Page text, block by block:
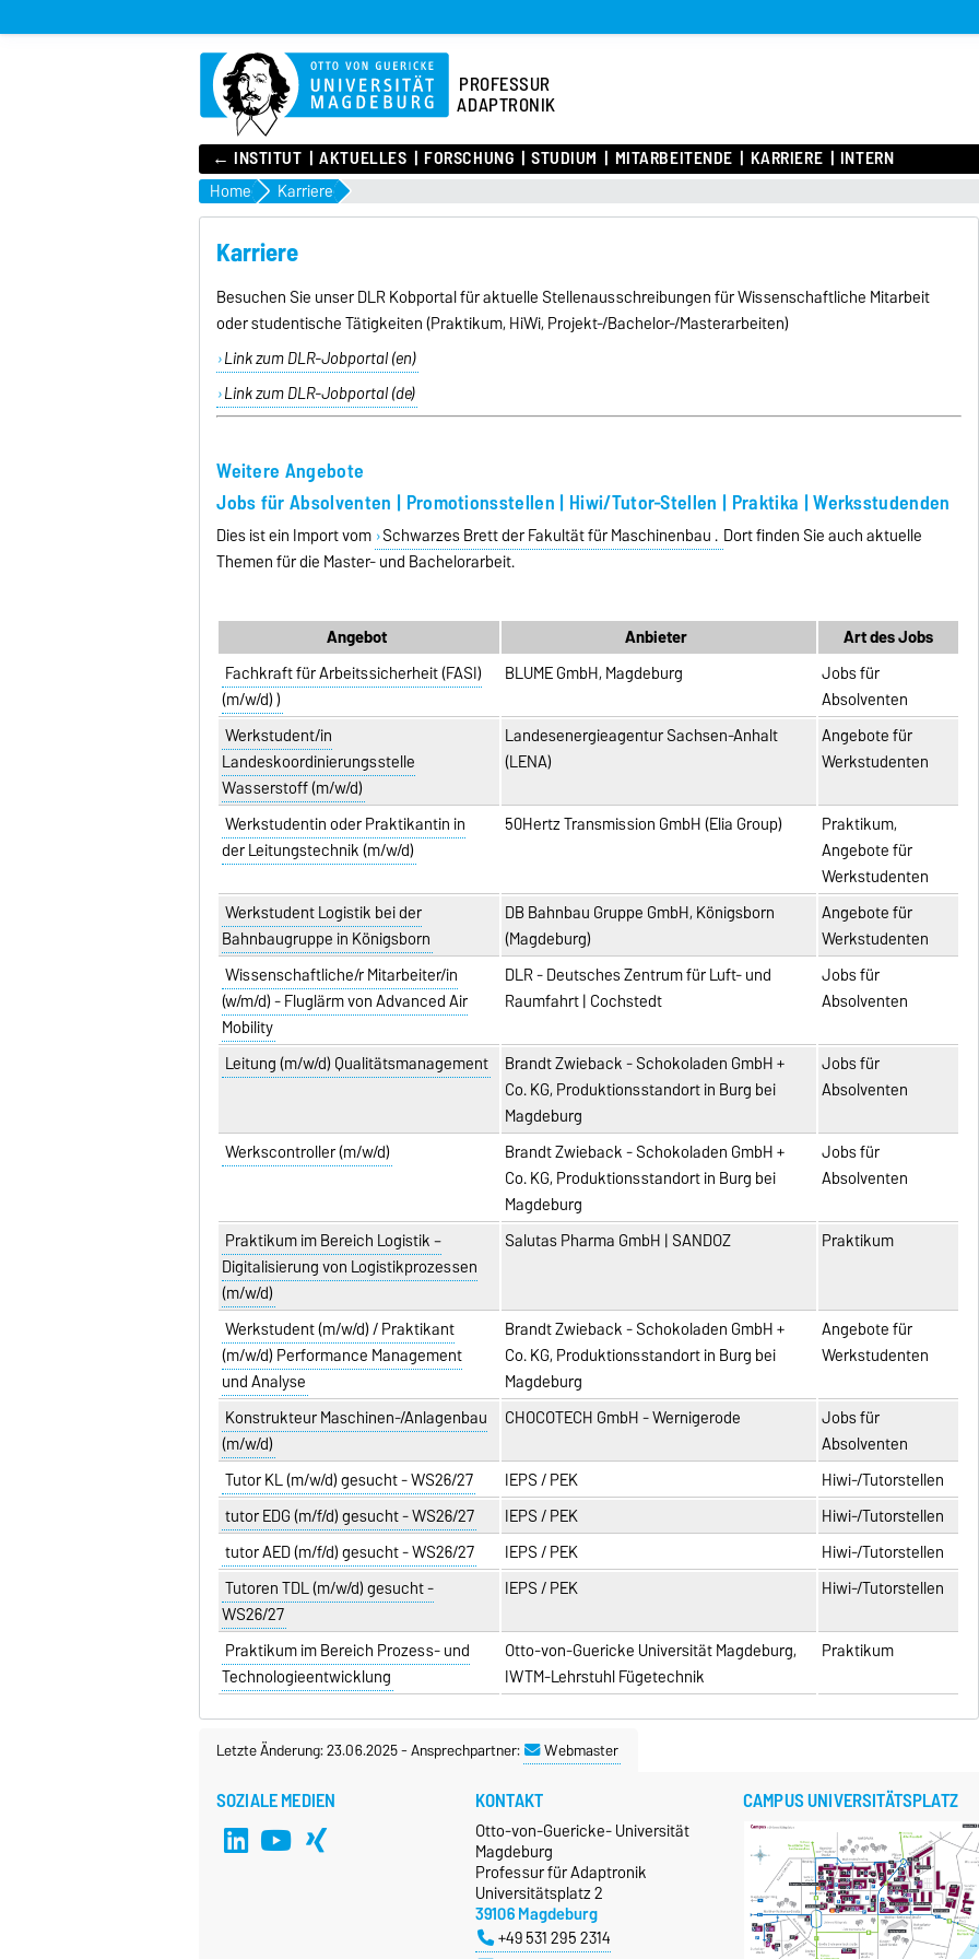
PROFESSUR
ADAPTRONIK
← INSTITUT AKTUELLES FORSCHUNG STUDIUM MITARBEITENDE KARRIERE INTERN
Home Karriere
Karriere
Besuchen Sie unser DLR Kobportal für aktuelle Stellenausschreibungen für Wissenschaftliche Mitarbeit
oder studentische Tätigkeiten (Praktikum, HiWi, Projekt-/Bachelor-/Masterarbeiten)
Link zum DLR-Jobportal (en)
Link zum DLR-Jobportal (de)
Weitere Angebote
Jobs für Absolventen | Promotionsstellen | Hiwi/Tutor-Stellen | Praktika | Werksstudenden
Dies ist ein Import vom Schwarzes Brett der Fakultät für Maschinenbau . Dort finden Sie auch aktuelle
Themen für die Master- und Bachelorarbeit.
Angebot Anbieter
Art des Jobs
Fachkraft für Arbeitssicherheit (FASI)
(m/w/d) )
BLUME GmbH, Magdeburg
Jobs für
Absolventen
Werkstudent/in
Landeskoordinierungsstelle
Wasserstoff (m/w/d)
Landesenergieagentur Sachsen-Anhalt
(LENA)
Angebote für
Werkstudenten
Werkstudentin oder Praktikantin in
der Leitungstechnik (m/w/d)
50Hertz Transmission GmbH (Elia Group)
Praktikum,
Angebote für
Werkstudenten
Werkstudent Logistik bei der
Bahnbaugruppe in Königsborn
DB Bahnbau Gruppe GmbH, Königsborn
(Magdeburg)
Angebote für
Werkstudenten
Wissenschaftliche/r Mitarbeiter/in
(w/m/d) - Fluglärm von Advanced Air
Mobility
DLR - Deutsches Zentrum für Luft- und
Raumfahrt | Cochstedt
Jobs für
Absolventen
Leitung (m/w/d) Qualitätsmanagement
Brandt Zwieback - Schokoladen GmbH +
Co. KG, Produktionsstandort in Burg bei
Magdeburg
Jobs für
Absolventen
Werkscontroller (m/w/d)
Brandt Zwieback - Schokoladen GmbH +
Co. KG, Produktionsstandort in Burg bei
Magdeburg
Jobs für
Absolventen
Praktikum im Bereich Logistik –
Digitalisierung von Logistikprozessen
(m/w/d)
Salutas Pharma GmbH | SANDOZ Praktikum
Werkstudent (m/w/d) / Praktikant
(m/w/d) Performance Management
und Analyse
Brandt Zwieback - Schokoladen GmbH +
Co. KG, Produktionsstandort in Burg bei
Magdeburg
Angebote für
Werkstudenten
Konstrukteur Maschinen-/Anlagenbau
(m/w/d)
CHOCOTECH GmbH - Wernigerode
Jobs für
Absolventen
Tutor KL (m/w/d) gesucht - WS26/27
IEPS / PEK
Hiwi-/Tutorstellen
tutor EDG (m/f/d) gesucht - WS26/27
IEPS / PEK
Hiwi-/Tutorstellen
tutor AED (m/f/d) gesucht - WS26/27
IEPS / PEK
Hiwi-/Tutorstellen
Tutoren TDL (m/w/d) gesucht -
WS26/27
IEPS / PEK Hiwi-/Tutorstellen
Praktikum im Bereich Prozess- und
Technologieentwicklung
Otto-von-Guericke Universität Magdeburg,
IWTM-Lehrstuhl Fügetechnik
Praktikum
Letzte Änderung: 23.06.2025-Ansprechpartner: Webmaster
SOZIALE MEDIEN KONTAKT
Otto-von-Guericke- Universität
Magdeburg
Professur für Adaptronik
Universitätsplatz 2
39106 Magdeburg
+49 531 295 2314
CAMPUS UNIVERSITÄTSPLATZ